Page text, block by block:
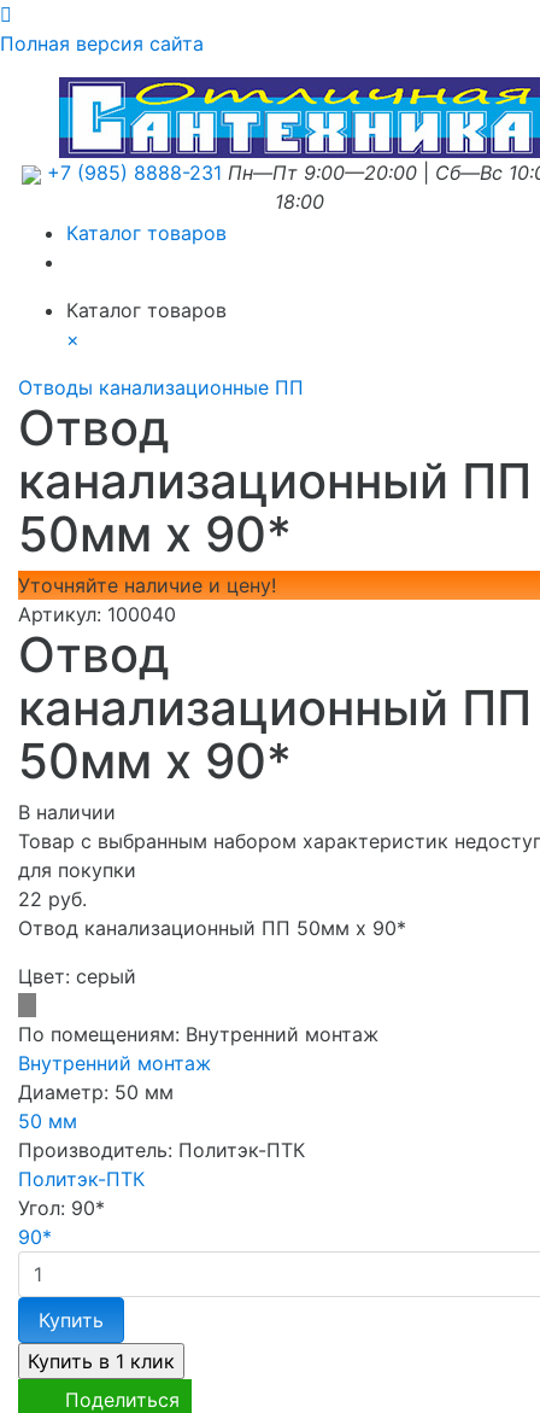
Полная версия сайта
+7 (985) 8888-231 Пн—Пт 9:00—20:00
Сб—Вс
18:00
Каталог товаров
Каталог товаров
×
Отводы канализационные ПП
Отвод
канализационный ПП
50мм х 90*
Уточняйте наличие и цену!
Артикул: 100040
Отвод
канализационный ПП
50мм х 90*
В наличии
Товар с выбранным набором характеристик
для покупки
22 руб.
Отвод канализационный ПП 50мм х 90*
Цвет: серый
По помещениям: Внутренний монтаж
Внутренний монтаж
Диаметр: 50 мм
50 мм
Производитель: Политэк-ПТК
Политэк-ПТК
Угол: 90*
90*
Купить
Поделиться